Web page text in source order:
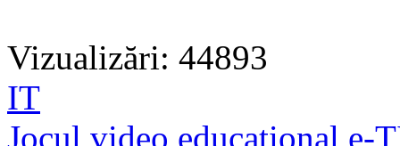
Vizualizări: 44893
IT
Jocul video educațional e-